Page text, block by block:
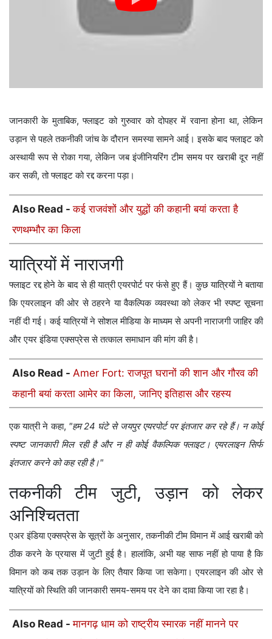
जानकारी के मुताबिक, फ्लाइट को गुरुवार को दोपहर में रवाना होना था, लेकिन
उड़ान से पहले तकनीकी जांच के दौरान समस्या सामने आई। इसके बाद फ्लाइट को
अस्थायी रूप से रोका गया, लेकिन जब इंजीनियरिंग टीम समय पर खराबी दूर नहीं
कर सकी, तो फ्लाइट को रद्द करना पड़ा।
Also Read -कई राजवंशों और युद्धों की कहानी बयां करता है
रणथम्भौर का किला
यात्रियों में नाराजगी
फ्लाइट रद्द होने के बाद से ही यात्री एयरपोर्ट पर फंसे हुए हैं। कुछ यात्रियों ने बताया
कि एयरलाइन की ओर से ठहरने या वैकल्पिक व्यवस्था को लेकर भी स्पष्ट सूचना
नहीं दी गई। कई यात्रियों ने सोशल मीडिया के माध्यम से अपनी नाराजगी जाहिर की
और एयर इंडिया एक्सप्रेस से तत्काल समाधान की मांग की है।
Also Read - Amer Fort: राजपूत घरानों की शान और गौरव की
कहानी बयां करता आमेर का किला, जानिए इतिहास और रहस्य
एक यात्री ने कहा, "हम 24 घंटे से जयपुर एयरपोर्ट पर इंतजार कर रहे हैं। न कोई
स्पष्ट जानकारी मिल रही है और न ही कोई वैकल्पिक फ्लाइट। एयरलाइन सिर्फ
इंतजार करने को कह रही है।"
तकनीकी टीम जुटी, उड़ान को लेकर
अनिश्चितता
एअर इंडिया एक्सप्रेस के सूत्रों के अनुसार, तकनीकी टीम विमान में आई खराबी को
ठीक करने के प्रयास में जुटी हुई है। हालांकि, अभी यह साफ नहीं हो पाया है कि
विमान को कब तक उड़ान के लिए तैयार किया जा सकेगा। एयरलाइन की ओर से
यात्रियों को स्थिति की जानकारी समय-समय पर देने का दावा किया जा रहा है।
Also Read -मानगढ़ धाम को राष्ट्रीय स्मारक नहीं मानने पर